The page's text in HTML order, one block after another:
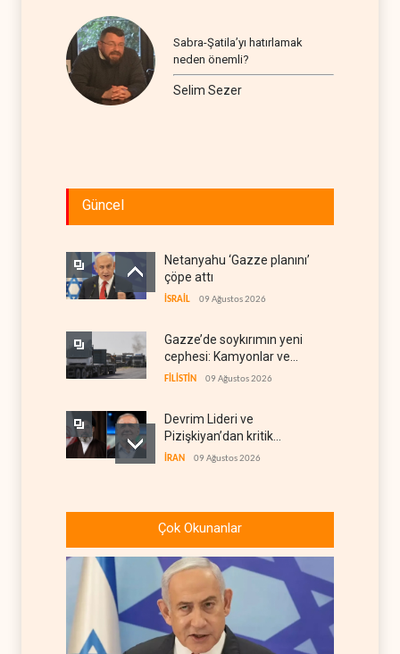
Sabra-Şatila’yı hatırlamak
neden önemli?
Selim Sezer
Güncel
Netanyahu ‘Gazze planını’
çöpe attı
İSRAİL 09 Ağustos 2026
Gazze’de soykırımın yeni
cephesi: Kamyonlar ve
sürücüler de hedefte
FİLİSTİN 09 Ağustos 2026
Devrim Lideri ve
Pizişkiyan’dan kritik
görüşme
İRAN 09 Ağustos 2026
güçlere büyük operasyon
Grönland’da izinsiz sondaj
hamlesi
BATI YARIM KÜRE 09 Ağustos 2026
Çok Okunanlar